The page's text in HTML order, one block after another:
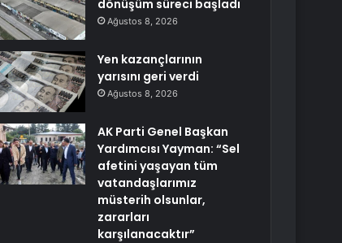
dönüşüm süreci başladı
Ağustos 8, 2026
Yen kazançlarının
yarısını geri verdi
Ağustos 8, 2026
AK Parti Genel Başkan
Yardımcısı Yayman: “Sel
afetini yaşayan tüm
vatandaşlarımız
müsterih olsunlar,
zararları
karşılanacaktır”